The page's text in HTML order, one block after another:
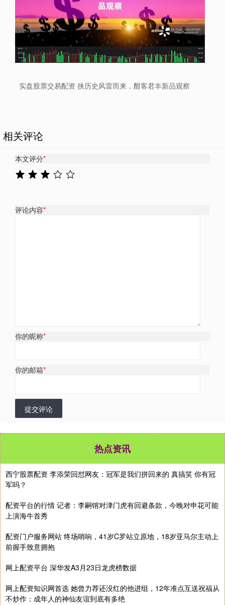
实盘股票交易配资 挟历史风雷而来，酣客君丰新品观察
相关评论
本文评分*
评论内容*
你的昵称*
你的邮箱*
提交评论
热点资讯
西宁股票配资 李添荣回怼网友：冠军是我们拼回来的 真搞笑 你有冠
军吗？
配资平台的行情 记者：李嗣镕对津门虎有回避条款，今晚对申花可能
上演海牛首秀
配资门户服务网站 终场哨响，41岁C罗站立原地，18岁亚马尔主动上
前握手致意拥抱
网上配资平台 深华发A3月23日龙虎榜数据
网上配资知识网首选 她曾力荐还没红的他进组，12年准点互送祝福从
不炒作：成年人的神仙友谊到底有多绝